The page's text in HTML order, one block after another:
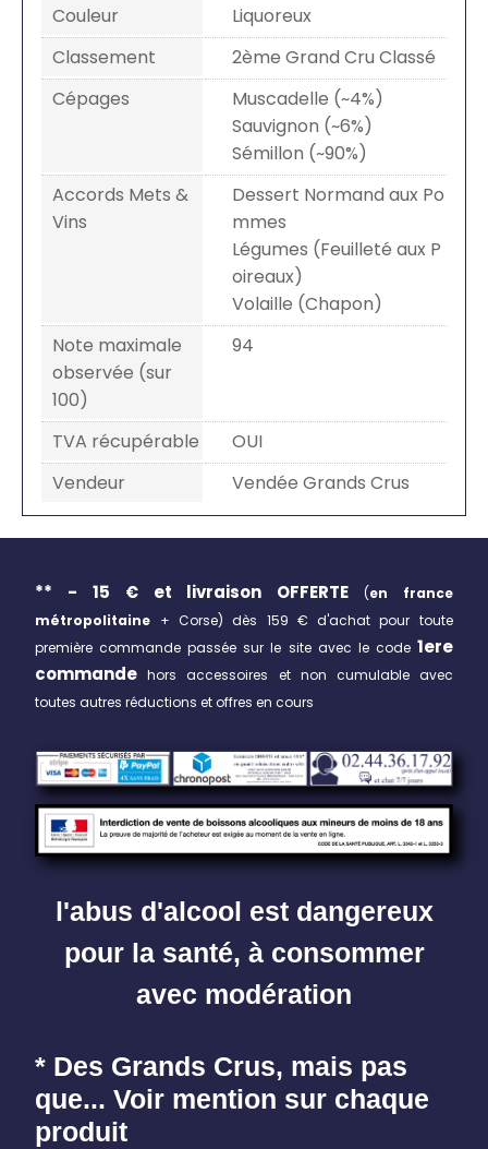
Couleur
Liquoreux
Classement
2ème Grand Cru Classé
Cépages
Muscadelle (~4%)
Sauvignon (~6%)
Sémillon (~90%)
Accords Mets &
Vins
Dessert Normand aux Po
mmes
Légumes (Feuilleté aux P
oireaux)
Volaille (Chapon)
Note maximale
observée (sur
100)
94
TVA récupérable
OUI
Vendeur
Vendée Grands Crus
** - 15 € et livraison OFFERTE (en france
métropolitaine + Corse) dès 159 € d'achat pour toute
première commande passée sur le site avec le code 1ere
commande hors accessoires et non cumulable avec
toutes autres réductions et offres en cours
l'abus d'alcool est dangereux
pour la santé, à consommer
avec modération
* Des Grands Crus, mais pas
que... Voir mention sur chaque
produit